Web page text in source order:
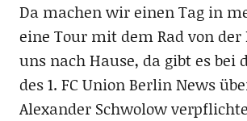
Da machen wir einen Tag in
eine Tour mit dem Rad von
uns nach Hause, da gibt es bei
des 1. FC Union Berlin News
Alexander Schwolow